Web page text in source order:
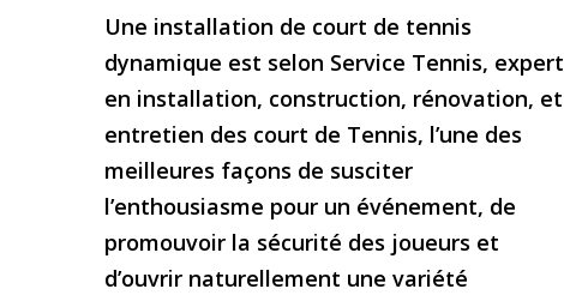
Une installation de court de tennis
dynamique est selon Service Tennis, expert
en installation, construction, rénovation, et
entretien des court de Tennis, l’une des
meilleures façons de susciter
l’enthousiasme pour un événement, de
promouvoir la sécurité des joueurs et
d’ouvrir naturellement une variété